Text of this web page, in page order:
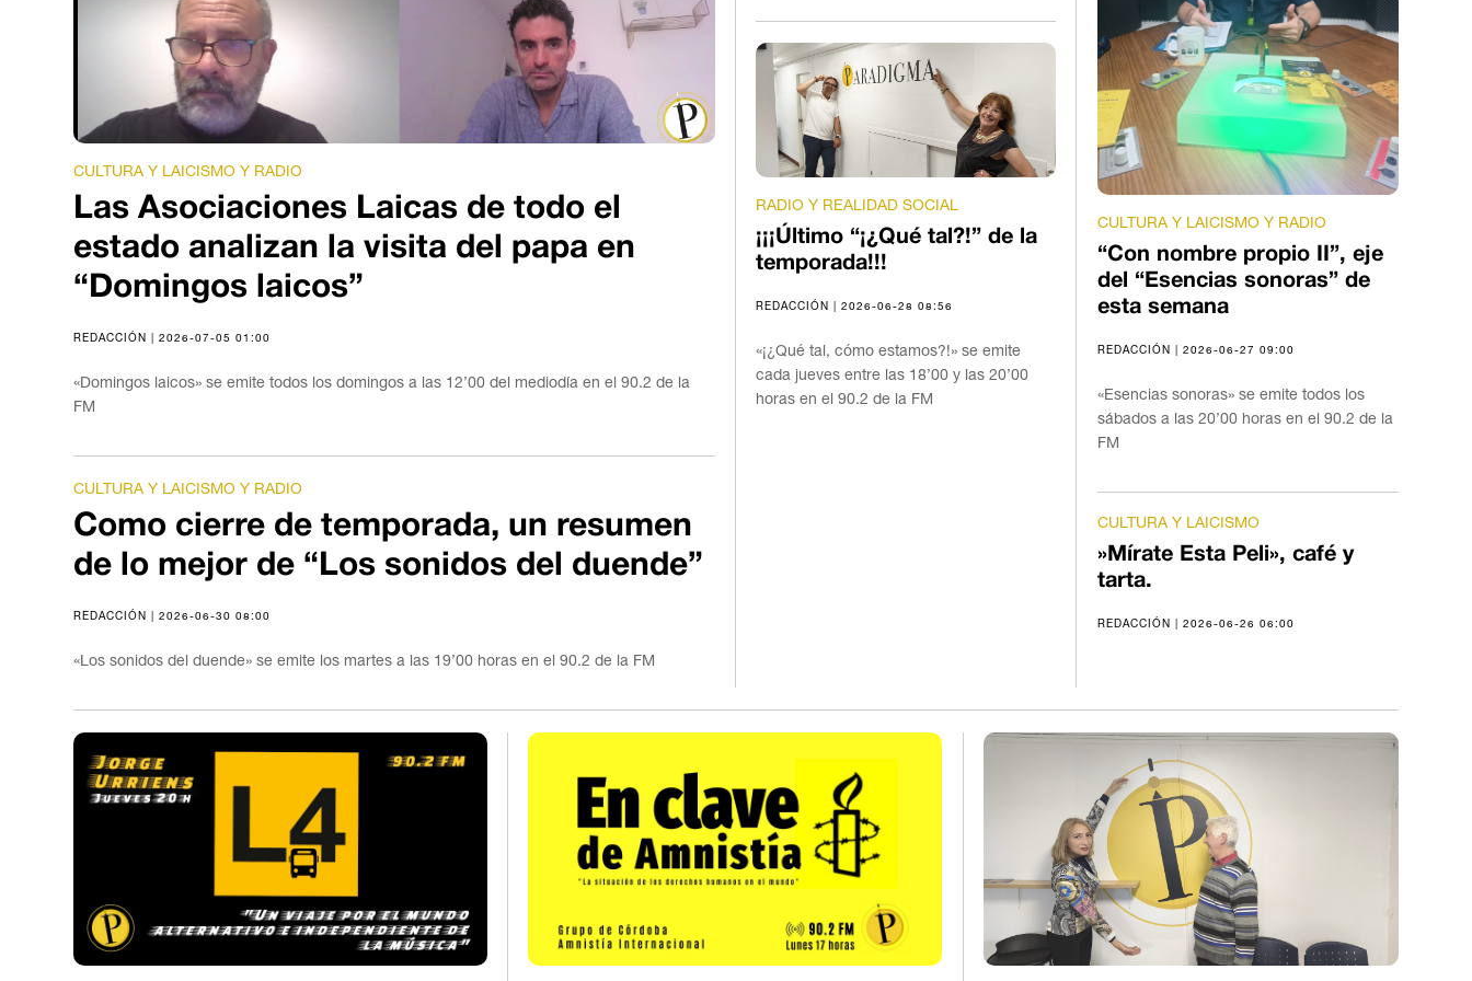
CULTURA Y LAICISMO Y RADIO
Las Asociaciones Laicas de todo el
estado analizan la visita del papa en
“Domingos laicos”
REDACCIÓN | 2026-07-05 01:00
«Domingos laicos» se emite todos los domingos a las 12’00 del mediodía en el 90.2 de la
FM
CULTURA Y LAICISMO Y RADIO
Como cierre de temporada, un resumen
de lo mejor de “Los sonidos del duende”
REDACCIÓN | 2026-06-30 08:00
«Los sonidos del duende» se emite los martes a las 19’00 horas en el 90.2 de la FM
RADIO Y REALIDAD SOCIAL
¡¡¡Último “¡¿Qué tal?!” de la
temporada!!!
REDACCIÓN | 2026-06-28 08:56
«¡¿Qué tal, cómo estamos?!» se emite
cada jueves entre las 18’00 y las 20’00
horas en el 90.2 de la FM
CULTURA Y LAICISMO Y RADIO
“Con nombre propio II”, eje
del “Esencias sonoras” de
esta semana
REDACCIÓN | 2026-06-27 09:00
«Esencias sonoras» se emite todos los
sábados a las 20’00 horas en el 90.2 de la
FM
CULTURA Y LAICISMO
»Mírate Esta Peli», café y
tarta.
REDACCIÓN | 2026-06-26 06:00